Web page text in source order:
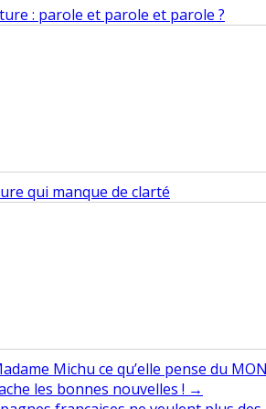
: parole et parole et parole ?
qui manque de clarté
Michu ce qu’elle pense du
les bonnes nouvelles ! →